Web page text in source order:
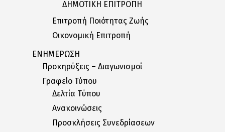
ΔΗΜΟΤΙΚΗ ΕΠΙΤΡΟΠΗ
Επιτροπή Ποιότητας Ζωής
Οικονομική Επιτροπή
ΕΝΗΜΕΡΩΣΗ
Προκηρύξεις – Διαγωνισμοί
Γραφείο Τύπου
Δελτία Tύπου
Ανακοινώσεις
Προσκλήσεις Συνεδρίασεων